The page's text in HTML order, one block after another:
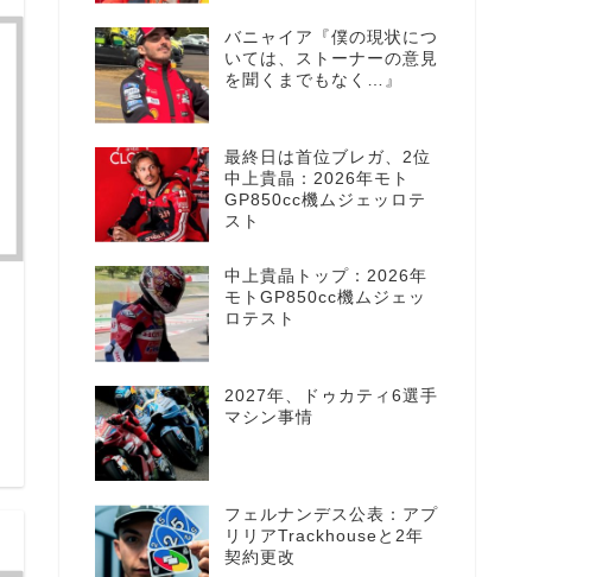
バニャイア『僕の現状につ
いては、ストーナーの意見
を聞くまでもなく…』
最終日は首位ブレガ、2位
中上貴晶：2026年モト
GP850cc機ムジェッロテ
スト
中上貴晶トップ：2026年
モトGP850cc機ムジェッ
ロテスト
2027年、ドゥカティ6選手
マシン事情
フェルナンデス公表：アプ
リリアTrackhouseと2年
契約更改